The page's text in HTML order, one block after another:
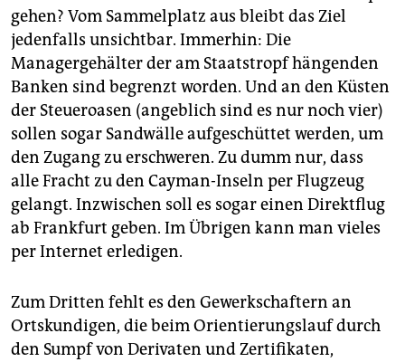
gehen? Vom Sammelplatz aus bleibt das Ziel
jedenfalls unsichtbar. Immerhin: Die
Managergehälter der am Staatstropf hängenden
Banken sind begrenzt worden. Und an den Küsten
der Steueroasen (angeblich sind es nur noch vier)
sollen sogar Sandwälle aufgeschüttet werden, um
den Zugang zu erschweren. Zu dumm nur, dass
alle Fracht zu den Cayman-Inseln per Flugzeug
gelangt. Inzwischen soll es sogar einen Direktflug
ab Frankfurt geben. Im Übrigen kann man vieles
per Internet erledigen.
Zum Dritten fehlt es den Gewerkschaftern an
Ortskundigen, die beim Orientierungslauf durch
den Sumpf von Derivaten und Zertifikaten,